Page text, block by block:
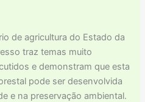
de agricultura do Estado da
traz temas muito
e demonstram que esta
pode ser desenvolvida
e na preservação ambiental.